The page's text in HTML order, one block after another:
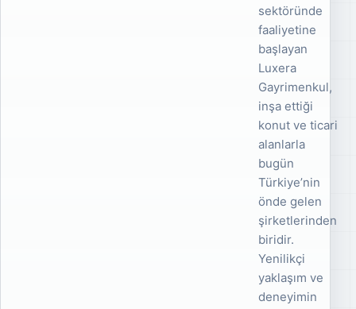
sektöründe
faaliyetine
başlayan
Luxera
Gayrimenkul,
inşa ettiği
konut ve ticari
alanlarla
bugün
Türkiye’nin
önde gelen
şirketlerinden
biridir.
Yenilikçi
yaklaşım ve
deneyimin